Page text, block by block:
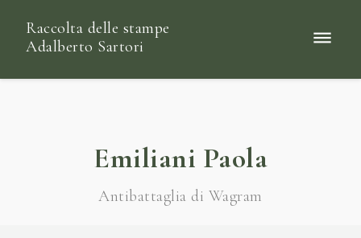
Raccolta delle stampe
Adalberto Sartori
Emiliani Paola
Antibattaglia di Wagram